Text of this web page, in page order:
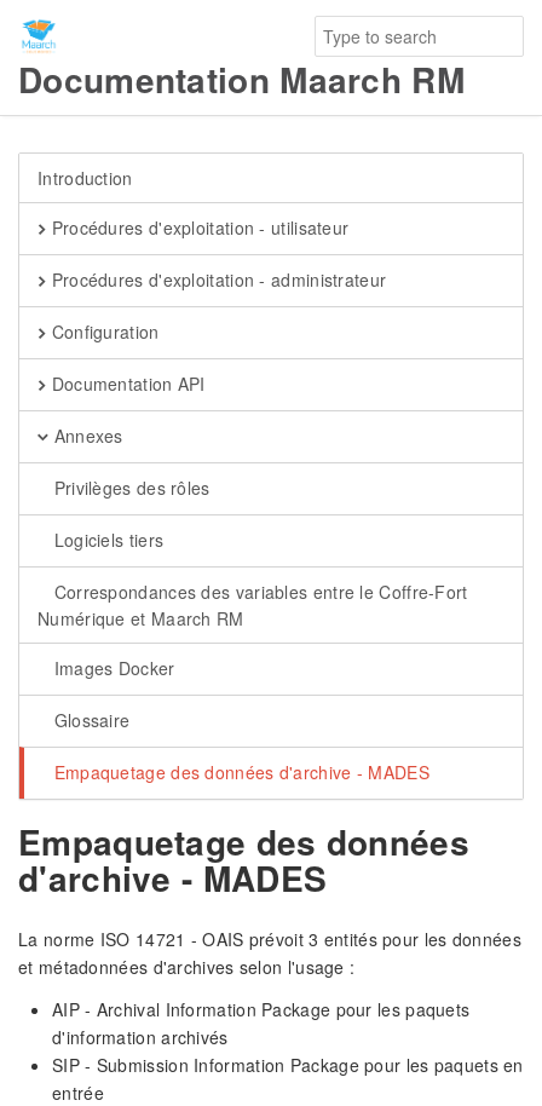
Documentation Maarch RM
Introduction
Procédures d'exploitation - utilisateur
Procédures d'exploitation - administrateur
Configuration
Documentation API
Annexes
Privilèges des rôles
Logiciels tiers
Correspondances des variables entre le Coffre-Fort
Numérique et Maarch RM
Images Docker
Glossaire
Empaquetage des données d'archive - MADES
Empaquetage des données
d'archive - MADES
La norme ISO 14721 - OAIS prévoit 3 entités pour les données
et métadonnées d'archives selon l'usage :
AIP - Archival Information Package pour les paquets
d'information archivés
SIP - Submission Information Package pour les paquets en
entrée